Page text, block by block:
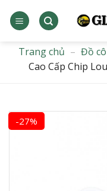
qua
dungTrang chủ – Đồ
Cao Cấp Chip
-27%